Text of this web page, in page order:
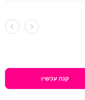
קנה עכשיו